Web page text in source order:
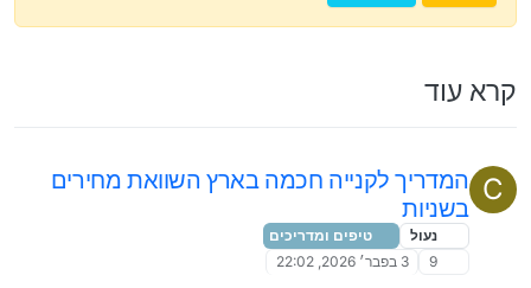
קרא עוד
C המדריך לקנייה חכמה בארץ השוואת מחירים
בשניות
נעול
טיפים ומדריכים
9
3 בפבר׳ 2026, 22:02